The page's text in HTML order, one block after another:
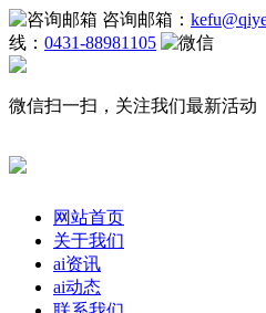
咨询邮箱：
线： 0431-88981105
微信扫一扫，关注我们最新活动
网站首页
关于我们
ai资讯
ai动态